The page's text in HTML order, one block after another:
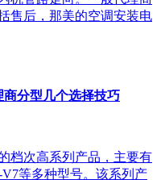
售后，那美的空调安装电
分型几个选择技巧
档次高系列产品，主要有
等多种型号。该系列产